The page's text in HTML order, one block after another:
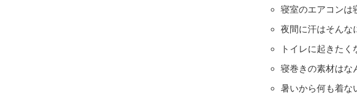
寝室のエアコンは
夜間に汗はそんな
トイレに起きた
寝巻きの素材はな
暑いから何も着な